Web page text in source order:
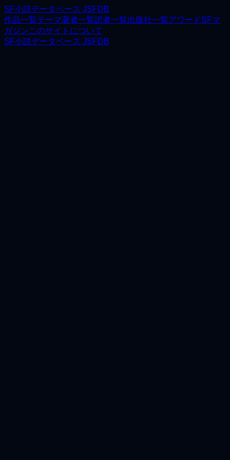
SF小説データベース JSFDB
作品一覧テーマ著者一覧訳者一覧出版社一覧アワードSFマ
ガジンこのサイトについて
SF小説データベース JSFDB